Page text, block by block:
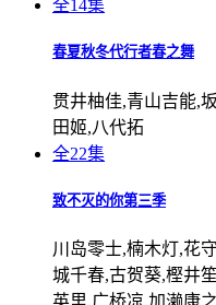
全14集
春夏秋冬代行者春之舞
贯井柚佳,青山吉能,
田姬,八代拓
全22集
致不灭的你第三季
川岛零士,楠木灯,花
城千春,古贺葵,樫井
英里,广桥凉,加濑康